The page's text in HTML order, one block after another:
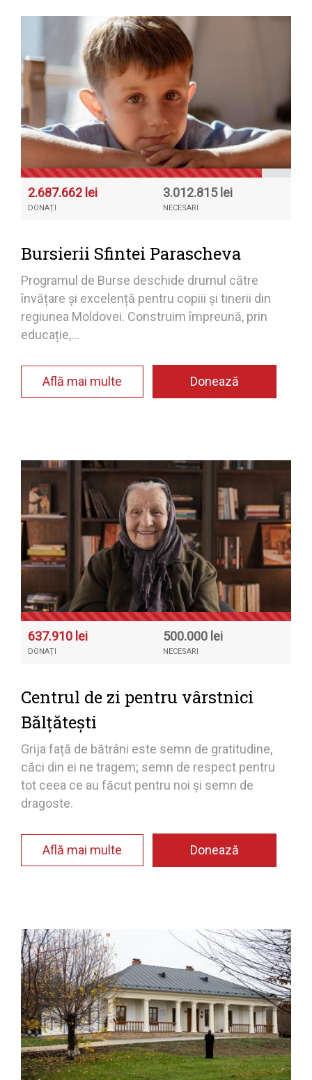
2.687.662 lei
DONAȚI
3.012.815 lei
NECESARI
Bursierii Sfintei Parascheva
Programul de Burse deschide drumul către
învățare și excelență pentru copiii și tinerii din
regiunea Moldovei. Construim împreună, prin
educație,...
Află mai multe Donează
637.910 lei
DONAȚI
500.000 lei
NECESARI
Centrul de zi pentru vârstnici
Bălțătești
Grija față de bătrâni este semn de gratitudine,
căci din ei ne tragem; semn de respect pentru
tot ceea ce au făcut pentru noi și semn de
dragoste.
Află mai multe Donează